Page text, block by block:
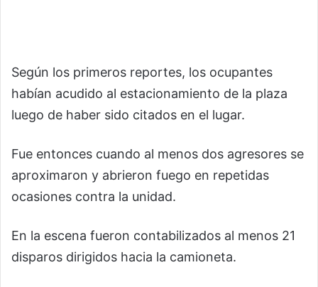
Según los primeros reportes, los ocupantes
habían acudido al estacionamiento de la plaza
luego de haber sido citados en el lugar.
Fue entonces cuando al menos dos agresores se
aproximaron y abrieron fuego en repetidas
ocasiones contra la unidad.
En la escena fueron contabilizados al menos 21
disparos dirigidos hacia la camioneta.